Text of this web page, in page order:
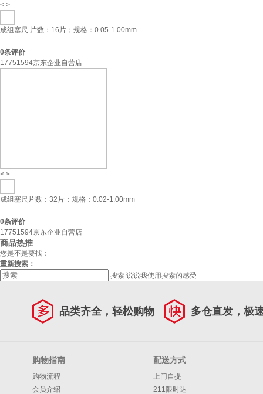
< >
成组塞尺 片数：16片；规格：0.05-1.00mm
0条评价
17751594京东企业自营店
< >
成组塞尺片数：32片；规格：0.02-1.00mm
0条评价
17751594京东企业自营店
商品热推
您是不是要找：
重新搜索：
搜索 说说我使用搜索的感受
品类齐全，轻松购物 多仓直发，极
购物指南
购物流程
会员介绍
配送方式
上门自提
211限时达